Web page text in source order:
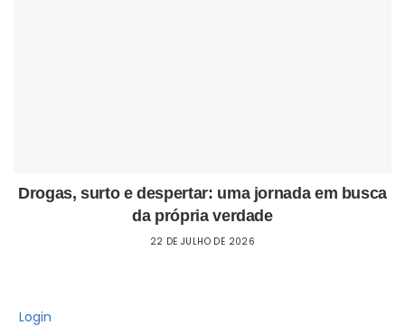
Drogas, surto e despertar: uma jornada em busca
da própria verdade
22 DE JULHO DE 2026
Login